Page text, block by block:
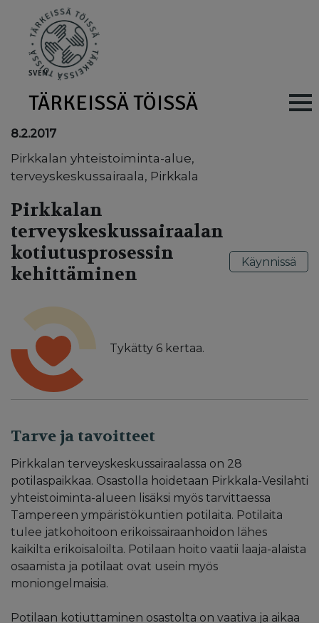
SVEN
TÄRKEISSÄ TÖISSÄ Main
8.2.2017
Pirkkalan yhteistoiminta-alue,
terveyskeskussairaala, Pirkkala
Pirkkalan
terveyskeskussairaalan
kotiutusprosessin
kehittäminen
Tykätty 6 kertaa.
Käynnissä
Tarve ja tavoitteet
Pirkkalan terveyskeskussairaalassa on 28
potilaspaikkaa. Osastolla hoidetaan Pirkkala-Vesilahti
yhteistoiminta-alueen lisäksi myös tarvittaessa
Tampereen ympäristökuntien potilaita. Potilaita
tulee jatkohoitoon erikoissairaanhoidon lähes
kaikilta erikoisaloilta. Potilaan hoito vaatii laaja-alaista
osaamista ja potilaat ovat usein myös
moniongelmaisia.
Potilaan kotiuttaminen osastolta on vaativa ja aikaa